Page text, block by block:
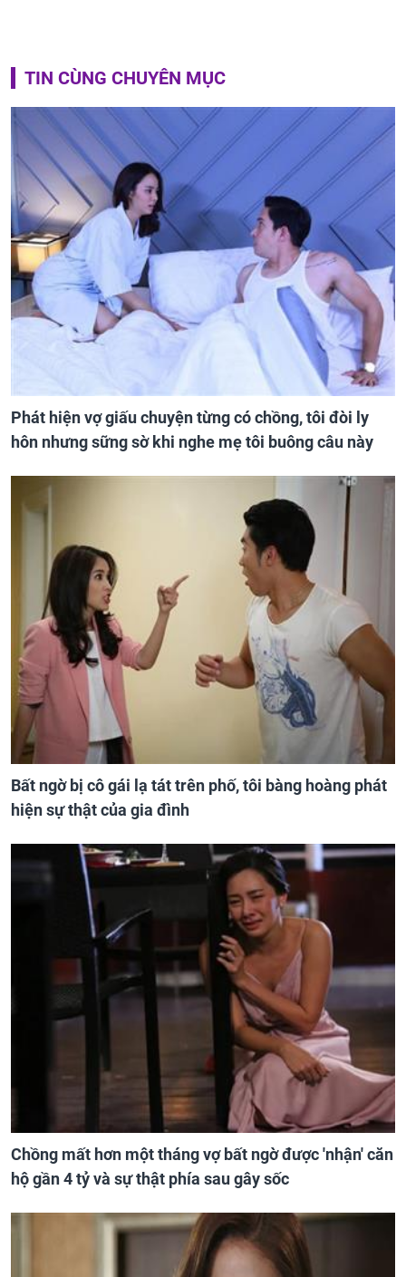
TIN CÙNG CHUYÊN MỤC
Phát hiện vợ giấu chuyện từng có chồng, tôi đòi ly
hôn nhưng sững sờ khi nghe mẹ tôi buông câu này
Bất ngờ bị cô gái lạ tát trên phố, tôi bàng hoàng phát
hiện sự thật của gia đình
Chồng mất hơn một tháng vợ bất ngờ được 'nhận' căn
hộ gần 4 tỷ và sự thật phía sau gây sốc